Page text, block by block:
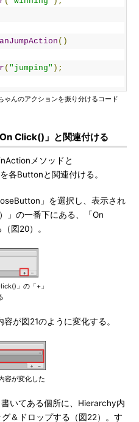
()
( "jumping" );
んのアクションを振り分けるコード
Click()」と関連付ける
メソッドと
各Buttonと関連付ける。
」を選択し、表示され
」の一番下にある、「On
図20）。
」の「+」
が図21のように変化する。
容が変化した
いてある個所に、Hierarchy内
＆ドロップする（図22）。す